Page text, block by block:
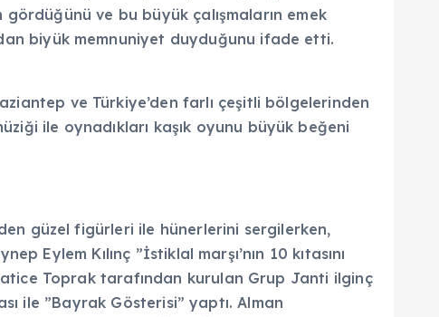
ve bu büyük çalışmaların emek
biyük memnuniyet duyduğunu ifade etti.
ve Türkiye’den farlı çeşitli bölgelerinden
ile oynadıkları kaşık oyunu büyük beğeni
güzel figürleri ile hünerlerini sergilerken,
Kılınç ”İstiklal marşı’nın 10 kıtasını
Toprak tarafından kurulan Grup Janti ilginç
ile ”Bayrak Gösterisi” yaptı. Alman